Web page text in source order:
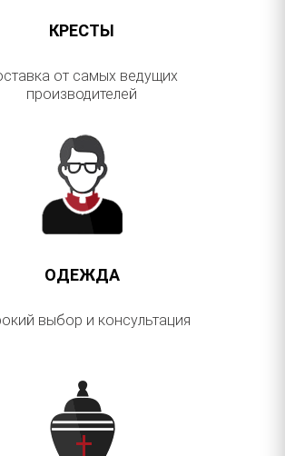
КРЕСТЫ
от самых ведущих
производителей
ОДЕЖДА
выбор и консультация